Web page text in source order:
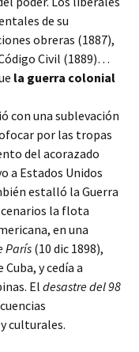
de su
obreras (1887),
Civil (1889)…
la guerra colonial
con una sublevación
por las tropas
del acorazado
a Estados Unidos
estalló la Guerra
la flota
en una
París(10 dic 1898),
y cedía a
El desastre del 98
culturales.